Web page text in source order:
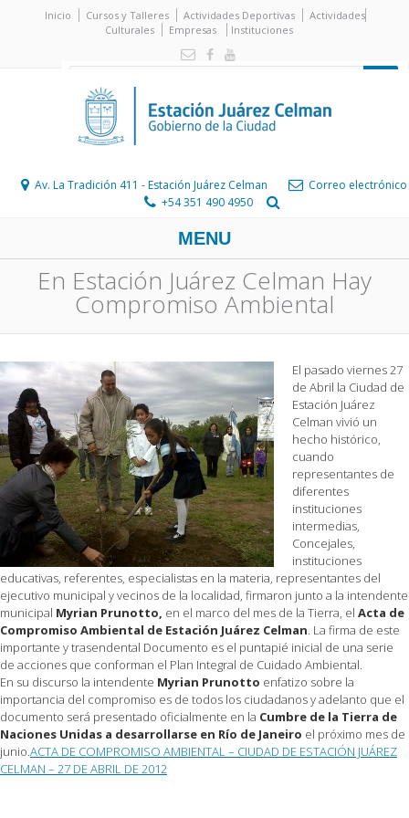
Inicio Cursos y Talleres Actividades Deportivas
Actividades
Culturales
Empresas Instituciones
Av. La Tradición 411 - Estación Juárez Celman
Correo electrónico
+54 351 490 4950
MENU
En Estación Juárez Celman Hay
Compromiso Ambiental
El pasado viernes 27
de Abril la Ciudad de
Estación Juárez
Celman vivió un
hecho histórico,
cuando
representantes de
diferentes
instituciones
intermedias,
Concejales,
instituciones
educativas, referentes, especialistas en la materia, representantes del
ejecutivo municipal y vecinos de la localidad, firmaron junto a la intendente
municipal Myrian Prunotto, en el marco del mes de la Tierra, el Acta de
Compromiso Ambiental de Estación Juárez Celman. La firma de este
importante y trasendental Documento es el puntapié inicial de una serie
de acciones que conforman el Plan Integral de Cuidado Ambiental.
En su discurso la intendente Myrian Prunotto enfatizo sobre la
importancia del compromiso es de todos los ciudadanos y adelanto que el
documento será presentado oficialmente en la Cumbre de la Tierra de
Naciones Unidas a desarrollarse en Río de Janeiro el próximo mes de
junio.ACTA DE COMPROMISO AMBIENTAL – CIUDAD DE ESTACIÓN JUÁREZ
CELMAN – 27 DE ABRIL DE 2012